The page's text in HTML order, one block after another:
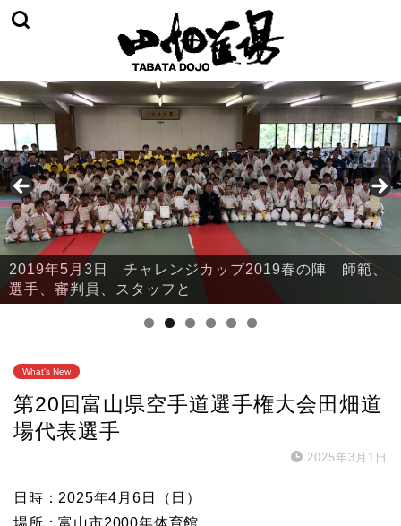
2019年5月3日 チャレンジカップ2019春の陣 師範、
選手、審判員、スタッフと
2019年5月3日 チャレンジカップ2019春の陣 本部・
鈴川
What's New
第20回富山県空手道選手権大会田畑道
場代表選手
2025年3月1日
日時：2025年4月6日（日）
場所：富山市2000年体育館